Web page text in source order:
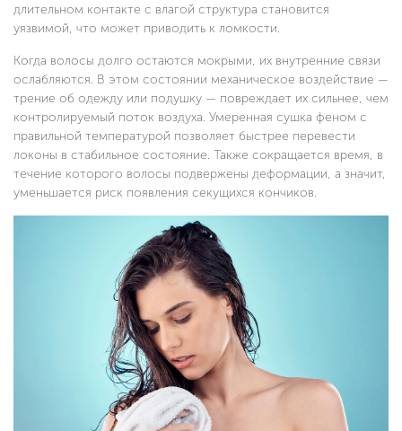
длительном контакте с влагой структура становится
уязвимой, что может приводить к ломкости.
Когда волосы долго остаются мокрыми, их внутренние связи
ослабляются. В этом состоянии механическое воздействие —
трение об одежду или подушку — повреждает их сильнее, чем
контролируемый поток воздуха. Умеренная сушка феном с
правильной температурой позволяет быстрее перевести
локоны в стабильное состояние. Также сокращается время, в
течение которого волосы подвержены деформации, а значит,
уменьшается риск появления секущихся кончиков.